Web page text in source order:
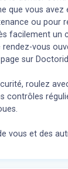
que vous avez
ou pour
facilement un
rendez-vous
sur
roulez
contrôles
vous et des